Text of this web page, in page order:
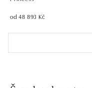
od 48 893 Kč